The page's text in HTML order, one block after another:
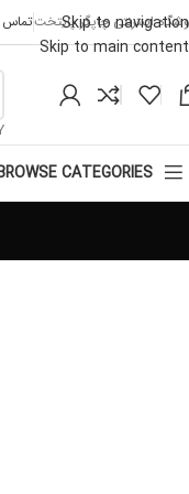
Skip to navigation
Skip to main content
اینترنتی چاپگر پایتختتماس
CATEGORIES